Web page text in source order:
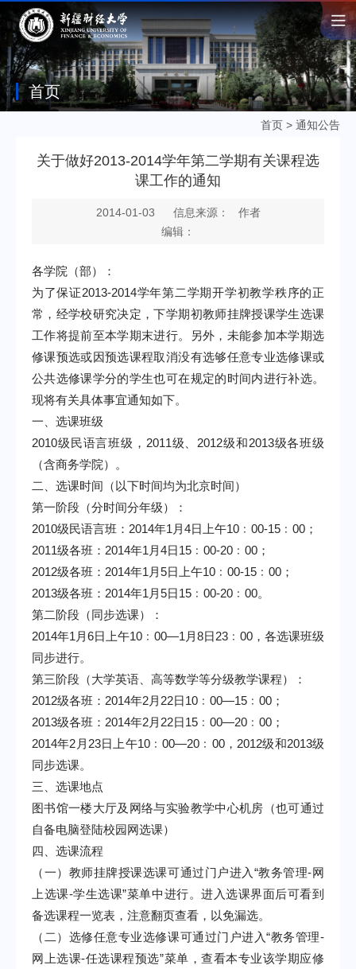
首页
首页 > 通知公告
关于做好2013-2014学年第二学期有关课程选
课工作的通知
2014-01-03
信息来源： 作者
编辑：
各学院（部）：
为了保证2013-2014学年第二学期开学初教学秩序的正
常，经学校研究决定，下学期初教师挂牌授课学生选课
工作将提前至本学期末进行。另外 ，未能参加本学期选
修课预选或因预选课程取消没有选够任意专业选修课或
公共选修课学分的学生也可在规定的时间内进行补选。
现将有关具体事宜通知如下。
一、选课班级
2010级民语言班级， 2011级、 2012级和2013级各班级
（含商务学院）。
二、选课时间 （以下时间均为北京时间）
第一阶段 （分时间分年级）：
2010级民语言班： 2014年1 月4日上午10 ﹕ 00-15 ﹕ 00 ；
2011级各班： 2014年1 月4日15 ﹕ 00-20 ﹕ 00 ；
2012级各班： 2014年1 月5日上午10 ﹕ 00-15 ﹕ 00 ；
2013级各班： 2014年1 月5日15 ﹕ 00-20 ﹕ 00。
第二阶段 （同步选课）：
2014年1 月6日 上午10 ﹕ 00—1 月8日23 ﹕ 00 ，各选课班级
同步进行。
第三阶段 （大学英语、高等数学等分级教学课程）：
2012级各班： 2014年2月 22日10 ﹕ 00—15 ﹕ 00 ；
2013级各班： 2014年2月 22日15 ﹕ 00—20 ﹕ 00 ；
2014年2 月 23日 上午10﹕00—20 ﹕ 00， 2012级和2013级
同步选课。
三、选课地点
图书馆一楼大厅及网络与实验教学中心机房（也可通过
自备电脑登陆校园网选课）
四、选课流程
（一）教师挂牌授课选课可通过门户进入“教务管理-网
上选课-学生选课”菜单中进行。进入选课界面后可看到
备选课程一览表，注意翻页查看，以免漏选。
（二）选修任意专业选修课可通过门户进入“教务管理-
网上选课-任选课程预选”菜单，查看本专业该学期应修